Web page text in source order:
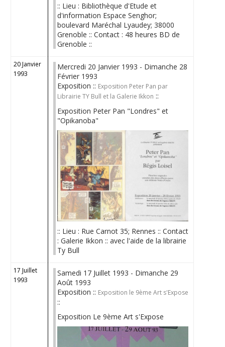
:: Lieu : Bibliothèque d'Etude et
d'information Espace Senghor;
boulevard Maréchal Lyaudey; 38000
Grenoble :: Contact : 48 heures BD de
Grenoble ::
20 Janvier
1993
Mercredi 20 Janvier 1993 - Dimanche 28
Février 1993
Exposition :: Exposition Peter Pan par
Librairie TY Bull et la Galerie Ikkon ::
Exposition Peter Pan "Londres" et
"Opikanoba"
:: Lieu : Rue Carnot 35; Rennes :: Contact
: Galerie Ikkon :: avec l'aide de la librairie
Ty Bull
17 Juillet
1993
Samedi 17 Juillet 1993 - Dimanche 29
Août 1993
Exposition :: Exposition le 9ème Art s'Expose
::
Exposition Le 9ème Art s'Expose